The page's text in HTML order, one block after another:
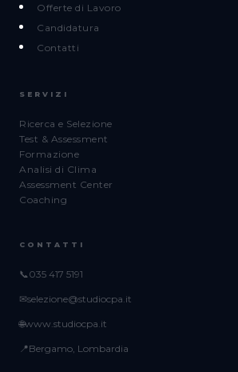
Offerte di Lavoro
Candidatura
Contatti
SERVIZI
Ricerca e Selezione
Test & Assessment
Formazione
Analisi di Clima
Assessment Center
Coaching
CONTATTI
📞 035 417 5191
✉selezione@studiocpa.it
🌐www.studiocpa.it
📍Bergamo, Lombardia